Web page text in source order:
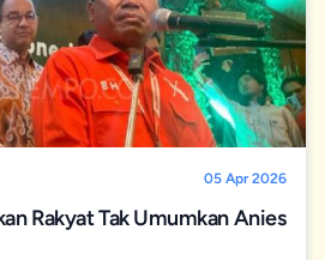
05 Apr 2026
Rakyat Tak Umumkan Anies